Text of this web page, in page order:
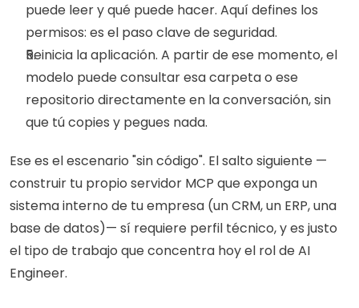
puede leer y qué puede hacer. Aquí defines los
permisos: es el paso clave de seguridad.
Reinicia la aplicación. A partir de ese momento, el
modelo puede consultar esa carpeta o ese
repositorio directamente en la conversación, sin
que tú copies y pegues nada.
Ese es el escenario "sin código". El salto siguiente —
construir tu propio servidor MCP que exponga un
sistema interno de tu empresa (un CRM, un ERP, una
base de datos)— sí requiere perfil técnico, y es justo
el tipo de trabajo que concentra hoy el rol de AI
Engineer.